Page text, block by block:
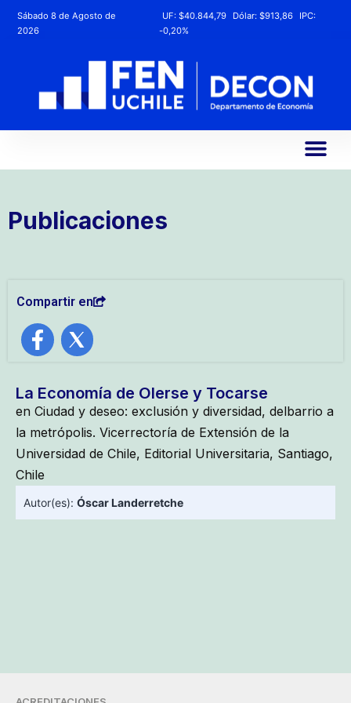
Sábado 8 de Agosto de
2026
UF:$40.844,79 Dólar:$913,86
IPC:
-0,20%
Publicaciones
Compartir en
La Economía de Olerse y Tocarse
en Ciudad y deseo: exclusión y diversidad, delbarrio a
la metrópolis. Vicerrectoría de Extensión de la
Universidad de Chile, Editorial Universitaria, Santiago,
Chile
Autor(es): Óscar Landerretche